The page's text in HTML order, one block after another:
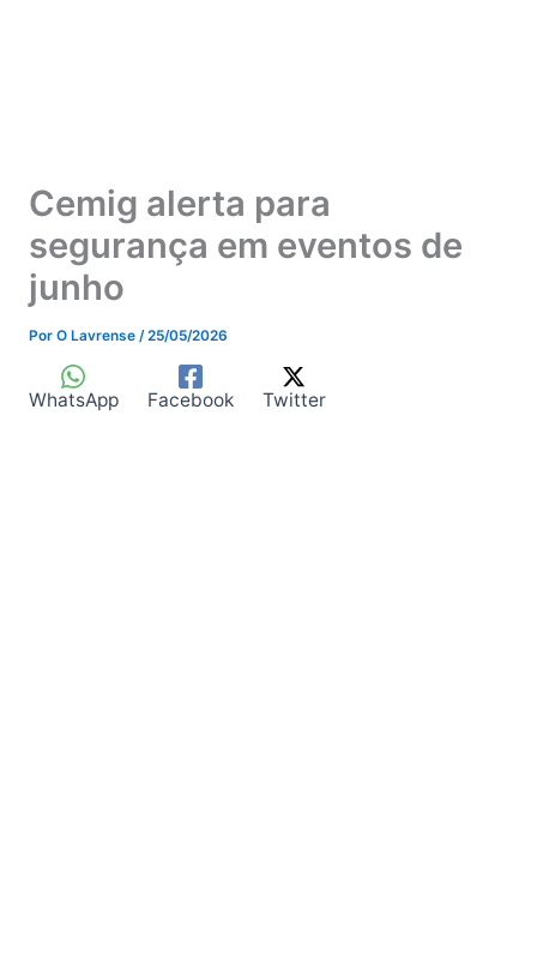
Cemig alerta para
segurança em eventos de
junho
Por O Lavrense /25/05/2026
WhatsApp Facebook Twitter